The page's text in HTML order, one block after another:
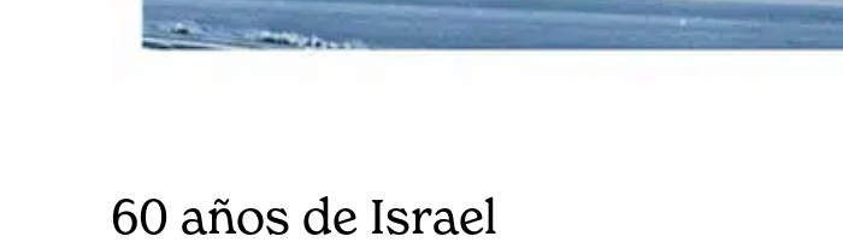
60 años de Israel